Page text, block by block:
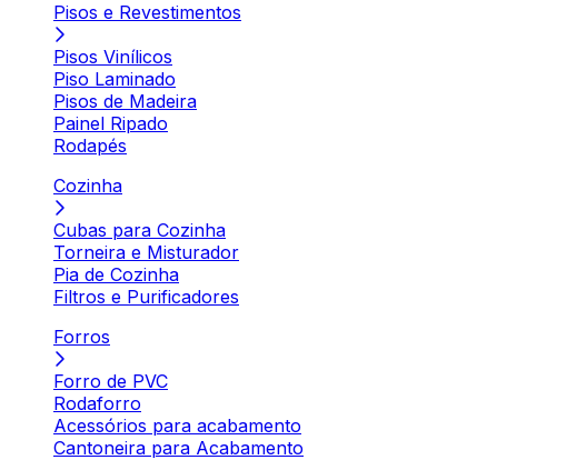
Pisos e Revestimentos
Pisos Vinílicos
Piso Laminado
Pisos de Madeira
Painel Ripado
Rodapés
Cozinha
Cubas para Cozinha
Torneira e Misturador
Pia de Cozinha
Filtros e Purificadores
Forros
Forro de PVC
Rodaforro
Acessórios para acabamento
Cantoneira para Acabamento